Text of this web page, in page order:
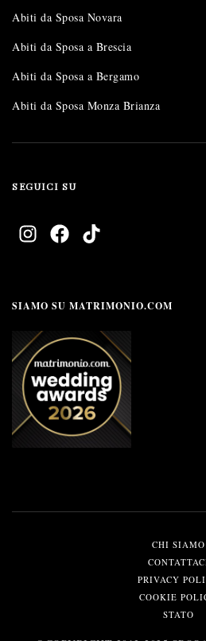
Abiti da Sposa Novara
Abiti da Sposa a Brescia
Abiti da Sposa a Bergamo
Abiti da Sposa Monza Brianza
SEGUICI SU
SIAMO SU MATRIMONIO.COM
CHI SIAMO
PRIVACY
COOKIE
STATO